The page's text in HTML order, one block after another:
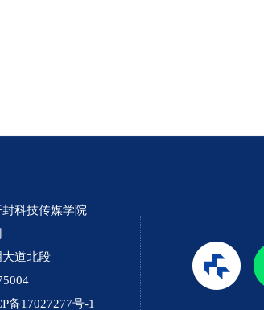
科技传媒学院
道北段
备17027277号-1